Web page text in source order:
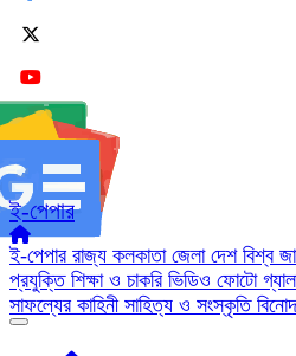
ই-পেপার
ই-পেপার রাজ্য কলকাতা জেলা দেশ বিশ্ব
প্রযুক্তি শিক্ষা ও চাকরি ভিডিও ফোটো
সাফল্যের কাহিনী সাহিত্য ও সংস্কৃতি